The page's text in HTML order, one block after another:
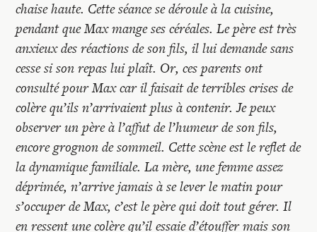
chaise haute. Cette séance se déroule à la cuisine,
pendant que Max mange ses céréales. Le père est très
anxieux des réactions de son fils, il lui demande sans
cesse si son repas lui plaît. Or, ces parents ont
consulté pour Max car il faisait de terribles crises de
colère qu’ils n’arrivaient plus à contenir. Je peux
observer un père à l’affut de l’humeur de son fils,
encore grognon de sommeil. Cette scène est le reflet de
la dynamique familiale. La mère, une femme assez
déprimée, n’arrive jamais à se lever le matin pour
s’occuper de Max, c’est le père qui doit tout gérer. Il
en ressent une colère qu’il essaie d’étouffer mais son